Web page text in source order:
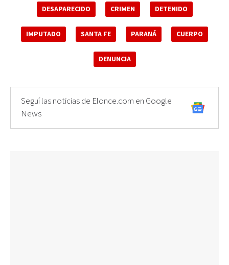
DESAPARECIDO CRIMEN DETENIDO
IMPUTADO SANTA FE PARANÁ CUERPO
DENUNCIA
Seguí las noticias de Elonce.com en Google
News